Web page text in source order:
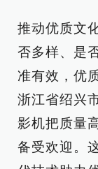
推动优质文
否多样、是
准有效，优
浙江省绍兴
影机把质量
备受欢迎。